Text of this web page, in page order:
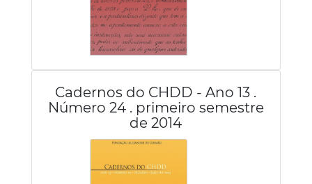
Cadernos do CHDD - Ano 13 .
Número 24 . primeiro semestre
de 2014